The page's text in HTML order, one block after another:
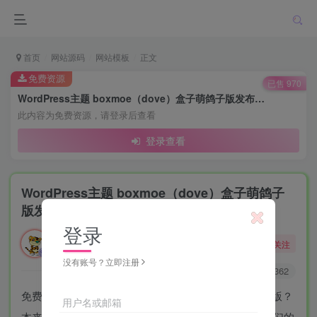
首页 网站源码 网站模板 正文
WordPress主题 boxmoe（dove）盒子萌鸽子版发布V2.0（免费开源版）
此内容为免费资源，请登录后查看
登录查看
免费资源 已售 970
WordPress主题 boxmoe（dove）盒子萌鸽子
版发布V2.0（免费开源版）
勇敢的大野狼
酒醒只在花前坐，酒醉还来花下眠。
关注
2362
免费开源的wordpress主题，作者为什么是盒子萌鸽子版？
登录
没有账号？立即注册
用户名或邮箱